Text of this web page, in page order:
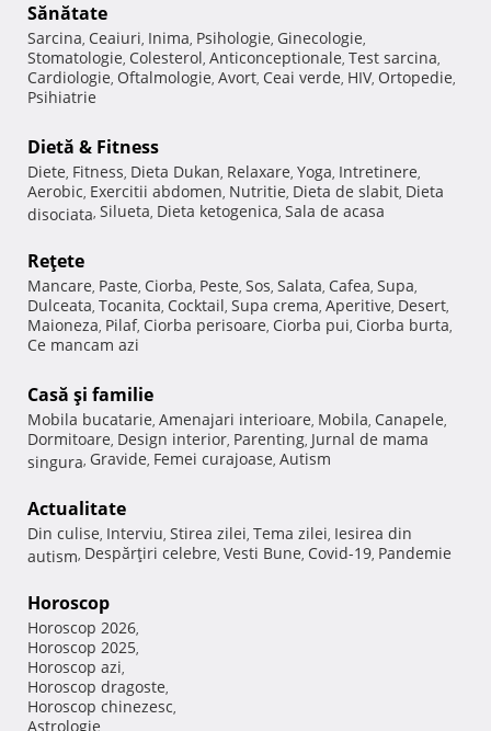
Sănătate
Sarcina, Ceaiuri, Inima, Psihologie, Ginecologie,
Stomatologie, Colesterol, Anticonceptionale, Test sarcina,
Cardiologie, Oftalmologie, Avort, Ceai verde, HIV, Ortopedie,
Psihiatrie
Dietă & Fitness
Diete, Fitness, Dieta Dukan, Relaxare, Yoga, Intretinere,
Aerobic, Exercitii abdomen, Nutritie, Dieta de slabit, Dieta
disociata, Silueta, Dieta ketogenica, Sala de acasa
Reţete
Mancare, Paste, Ciorba, Peste, Sos, Salata, Cafea, Supa,
Dulceata, Tocanita, Cocktail, Supa crema, Aperitive, Desert,
Maioneza, Pilaf, Ciorba perisoare, Ciorba pui, Ciorba burta,
Ce mancam azi
Casă şi familie
Mobila bucatarie, Amenajari interioare, Mobila, Canapele,
Dormitoare, Design interior, Parenting, Jurnal de mama
singura, Gravide, Femei curajoase, Autism
Actualitate
Din culise, Interviu, Stirea zilei, Tema zilei, Iesirea din
autism, Despărţiri celebre, Vesti Bune, Covid-19, Pandemie
Horoscop
Horoscop 2026,
Horoscop 2025,
Horoscop azi,
Horoscop dragoste,
Horoscop chinezesc,
Astrologie